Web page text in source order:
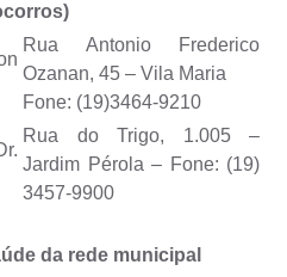
Rua Antonio Frederico
Ozanan, 45 – Vila Maria
Fone: (19)3464-9210
Rua do Trigo, 1.005 –
Jardim Pérola – Fone: (19)
3457-9900
da rede municipal